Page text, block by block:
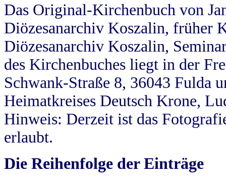
Das Original-Kirchenbuch von
Diözesanarchiv Koszalin, früher
Diözesanarchiv Koszalin,
des Kirchenbuches liegt in der
Schwank-Straße 8, 36043 Fulda
Heimatkreises Deutsch Krone,
Hinweis: Derzeit ist das
erlaubt.
Die Reihenfolge der Einträge